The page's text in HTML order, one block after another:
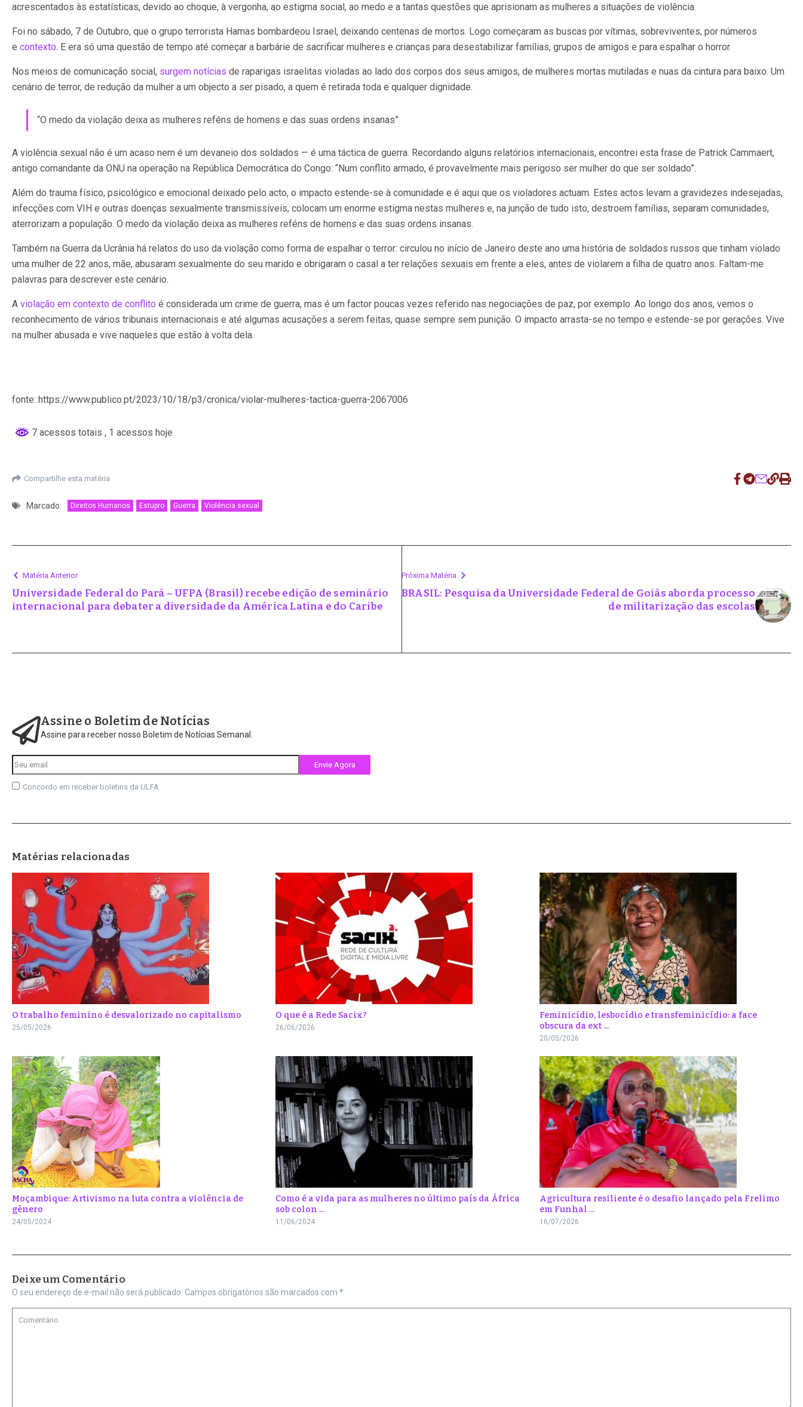
acrescentados às estatísticas, devido ao choque, à vergonha, ao estigma social, ao medo e a tantas questões que aprisionam as mulheres a situações de violência.
Foi no sábado, 7 de Outubro, que o grupo terrorista Hamas bombardeou Israel, deixando centenas de mortos. Logo começaram as buscas por vítimas, sobreviventes, por números
e contexto. E era só uma questão de tempo até começar a barbárie de sacrificar mulheres e crianças para desestabilizar famílias, grupos de amigos e para espalhar o horror.
Nos meios de comunicação social, surgem notícias de raparigas israelitas violadas ao lado dos corpos dos seus amigos, de mulheres mortas mutiladas e nuas da cintura para baixo. Um
cenário de terror, de redução da mulher a um objecto a ser pisado, a quem é retirada toda e qualquer dignidade.
“O medo da violação deixa as mulheres reféns de homens e das suas ordens insanas”
A violência sexual não é um acaso nem é um devaneio dos soldados — é uma táctica de guerra. Recordando alguns relatórios internacionais, encontrei esta frase de Patrick Cammaert,
antigo comandante da ONU na operação na República Democrática do Congo: “Num conflito armado, é provavelmente mais perigoso ser mulher do que ser soldado”.
Além do trauma físico, psicológico e emocional deixado pelo acto, o impacto estende-se à comunidade e é aqui que os violadores actuam. Estes actos levam a gravidezes indesejadas,
infecções com VIH e outras doenças sexualmente transmissíveis, colocam um enorme estigma nestas mulheres e, na junção de tudo isto, destroem famílias, separam comunidades,
aterrorizam a população. O medo da violação deixa as mulheres reféns de homens e das suas ordens insanas.
Também na Guerra da Ucrânia há relatos do uso da violação como forma de espalhar o terror: circulou no início de Janeiro deste ano uma história de soldados russos que tinham violado
uma mulher de 22 anos, mãe, abusaram sexualmente do seu marido e obrigaram o casal a ter relações sexuais em frente a eles, antes de violarem a filha de quatro anos. Faltam-me
palavras para descrever este cenário.
A violação em contexto de conflito é considerada um crime de guerra, mas é um factor poucas vezes referido nas negociações de paz, por exemplo. Ao longo dos anos, vemos o
reconhecimento de vários tribunais internacionais e até algumas acusações a serem feitas, quase sempre sem punição. O impacto arrasta-se no tempo e estende-se por gerações. Vive
na mulher abusada e vive naqueles que estão à volta dela.
fonte: https://www.publico.pt/2023/10/18/p3/cronica/violar-mulheres-tactica-guerra-2067006
7 acessos totais , 1 acessos hoje
Compartilhe esta matéria
Marcado: Direitos Humanos Estupro Guerra Violência sexual
Matéria Anterior
Universidade Federal do Pará – UFPA (Brasil) recebe edição de seminário
internacional para debater a diversidade da América Latina e do Caribe
Próxima Matéria
BRASIL: Pesquisa da Universidade Federal de Goiás aborda processo
de militarização das escolas
Assine o Boletim de Notícias
Assine para receber nosso Boletim de Notícias Semanal.
Concordo em receber boletins da ULFA
Matérias relacionadas
O trabalho feminino é desvalorizado no capitalismo
25/05/2026
O que é a Rede Sacix?
26/06/2026
Feminicídio, lesbocídio e transfeminicídio: a face
obscura da ext ...
20/05/2026
Moçambique: Artivismo na luta contra a violência de
gênero
24/05/2024
Como é a vida para as mulheres no último país da África
sob colon ...
11/06/2024
Agricultura resiliente é o desafio lançado pela Frelimo
em Funhal ...
16/07/2026
Deixe um Comentário
O seu endereço de e-mail não será publicado. Campos obrigatórios são marcados com *